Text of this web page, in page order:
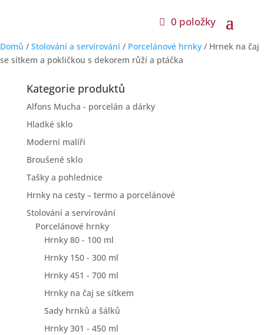
0 položky
Domů / Stolování a servírování / Porcelánové hrnky / Hrnek na čaj
se sítkem a pokličkou s dekorem růží a ptáčka
Kategorie produktů
Alfons Mucha - porcelán a dárky
Hladké sklo
Moderní malíři
Broušené sklo
Tašky a pohlednice
Hrnky na cesty – termo a porcelánové
Stolování a servírování
Porcelánové hrnky
Hrnky 80 - 100 ml
Hrnky 150 - 300 ml
Hrnky 451 - 700 ml
Hrnky na čaj se sítkem
Sady hrnků a šálků
Hrnky 301 - 450 ml